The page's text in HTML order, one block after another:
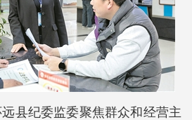
县纪委监委聚焦群众和经营主